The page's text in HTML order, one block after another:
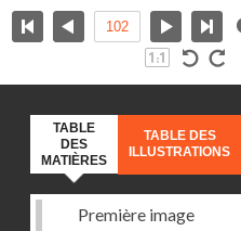
TABLE
DES
MATIÈRES
TABLE DES
ILLUSTRATIONS
Première image